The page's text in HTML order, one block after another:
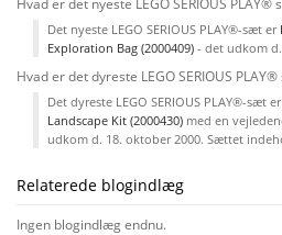
Det nyeste LEGO SERIOUS PLAY®-sæt er
Exploration Bag (2000409) - det udkom
Hvad er det dyreste LEGO SERIOUS
Det dyreste LEGO SERIOUS PLAY®-sæt er
Landscape Kit (2000430) med en
udkom d. 18. oktober 2000. Sættet
Relaterede blogindlæg
Ingen blogindlæg endnu.